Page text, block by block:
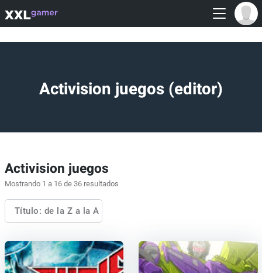
Activision juegos (editor)
Activision juegos
Mostrando 1 a 16 de 36 resultados
Título: de la Z a la A